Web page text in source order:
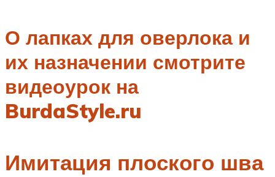
О лапках для оверлока и
их назначении смотрите
видеоурок на
BurdaStyle.ru
Имитация плоского шва